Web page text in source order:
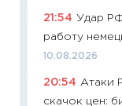
21:54 Удар
работу
10.08.2026
20:54 Атаки
скачок цен: